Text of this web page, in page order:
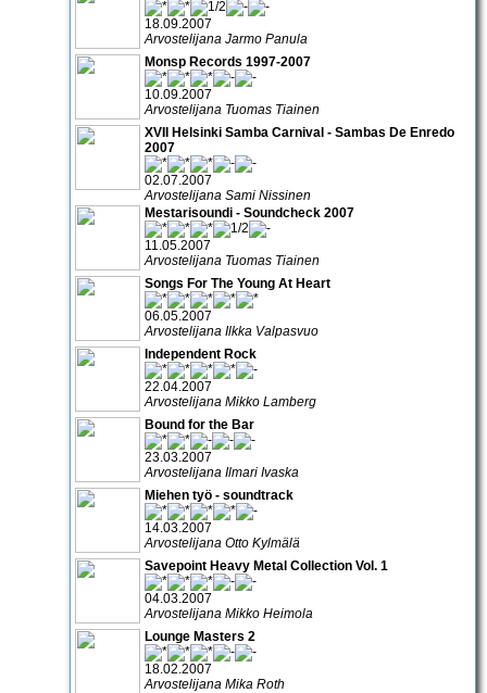
18.09.2007
Arvostelijana Jarmo Panula
Monsp Records 1997-2007
10.09.2007
Arvostelijana Tuomas Tiainen
XVII Helsinki Samba Carnival - Sambas De Enredo
2007
02.07.2007
Arvostelijana Sami Nissinen
Mestarisoundi - Soundcheck 2007
11.05.2007
Arvostelijana Tuomas Tiainen
Songs For The Young At Heart
06.05.2007
Arvostelijana Ilkka Valpasvuo
Independent Rock
22.04.2007
Arvostelijana Mikko Lamberg
Bound for the Bar
23.03.2007
Arvostelijana Ilmari Ivaska
Miehen työ - soundtrack
14.03.2007
Arvostelijana Otto Kylmälä
Savepoint Heavy Metal Collection Vol. 1
04.03.2007
Arvostelijana Mikko Heimola
Lounge Masters 2
18.02.2007
Arvostelijana Mika Roth